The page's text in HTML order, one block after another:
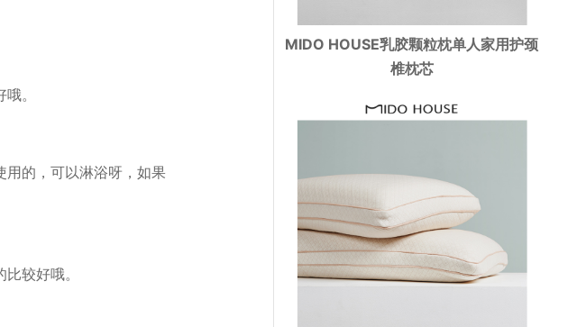
。
用的，可以淋浴呀，如果
较好哦。
MIDO HOUSE乳胶颗粒枕单人家用护颈
椎枕芯